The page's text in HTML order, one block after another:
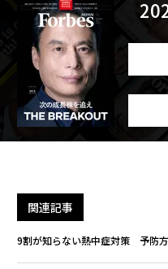
関連記事
9割が知らない熱中症対策 予防